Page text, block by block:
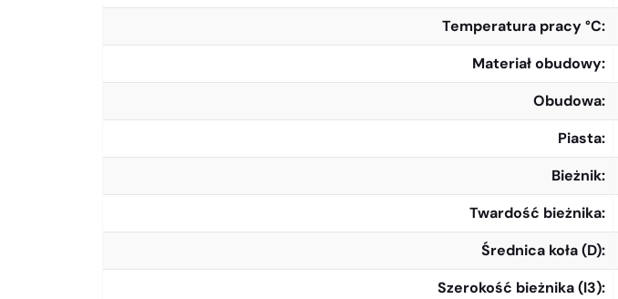
Temperatura pracy °C
Materiał obudowy
Obudowa
Piasta
Bieżnik
Twardość bieżnika
Średnica koła (D)
Szerokość bieżnika (l3)